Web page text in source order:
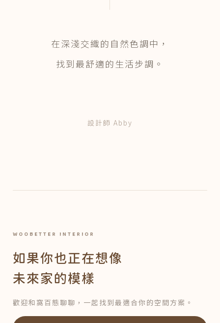
在深淺交織的自然色調中，
找到最舒適的生活步調。
設計師 Abby
WOOBETTER INTERIOR
如果你也正在想像
未來家的模樣
歡迎和窩百態聊聊，一起找到最適合你的空間方案。